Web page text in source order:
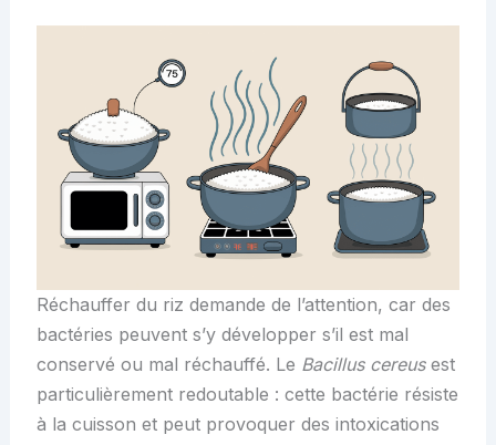
Réchauffer du riz demande de l’attention, car des
bactéries peuvent s’y développer s’il est mal
conservé ou mal réchauffé. Le Bacillus cereusest
particulièrement redoutable : cette bactérie résiste
à la cuisson et peut provoquer des intoxications